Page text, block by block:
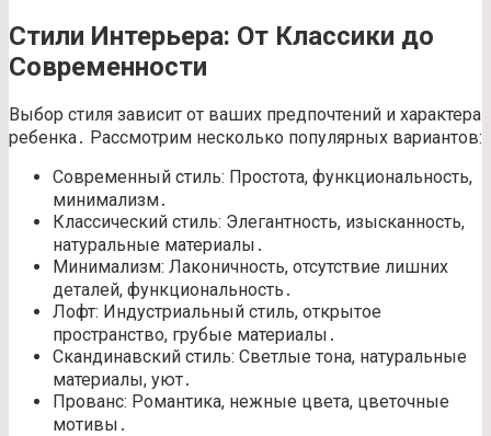
Стили Интерьера: От Классики до
Современности
Выбор стиля зависит от ваших предпочтений и характера
ребенка․ Рассмотрим несколько популярных вариантов:
Современный стиль: Простота, функциональность,
минимализм․
Классический стиль: Элегантность, изысканность,
натуральные материалы․
Минимализм: Лаконичность, отсутствие лишних
деталей, функциональность․
Лофт: Индустриальный стиль, открытое
пространство, грубые материалы․
Скандинавский стиль: Светлые тона, натуральные
материалы, уют․
Прованс: Романтика, нежные цвета, цветочные
мотивы․